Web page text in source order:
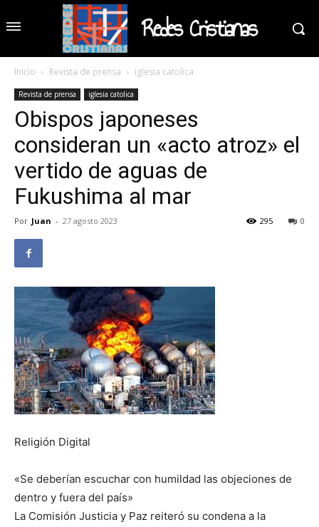
Redes Cristianas
Inicio Revista de prensa iglesia catolica
Revista de prensa iglesia catolica
Obispos japoneses
consideran un «acto atroz» el
vertido de aguas de
Fukushima al mar
Por Juan - 27 agosto 2023 0
295
Religión Digital
«Se deberían escuchar con humildad las objeciones de
dentro y fuera del país»
La Comisión Justicia y Paz reiteró su condena a la